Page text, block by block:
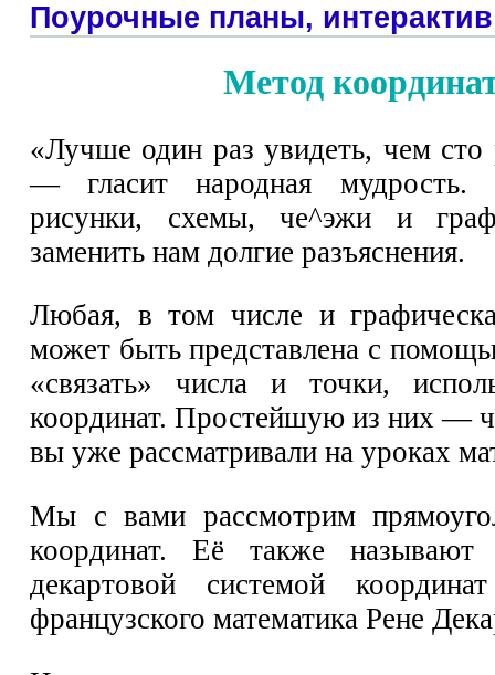
Поурочные планы, интерактив
Метод
«Лучше один раз увидеть, чем сто
— гласит народная мудрость.
рисунки, схемы, че^эжи и
заменить нам долгие разъяснения.
Любая, в том числе и
может быть представлена с
«связать» числа и точки,
координат. Простейшую из них —
вы уже рассматривали на уроках
Мы с вами рассмотрим
координат. Её также называют
декартовой системой
французского математика Рене